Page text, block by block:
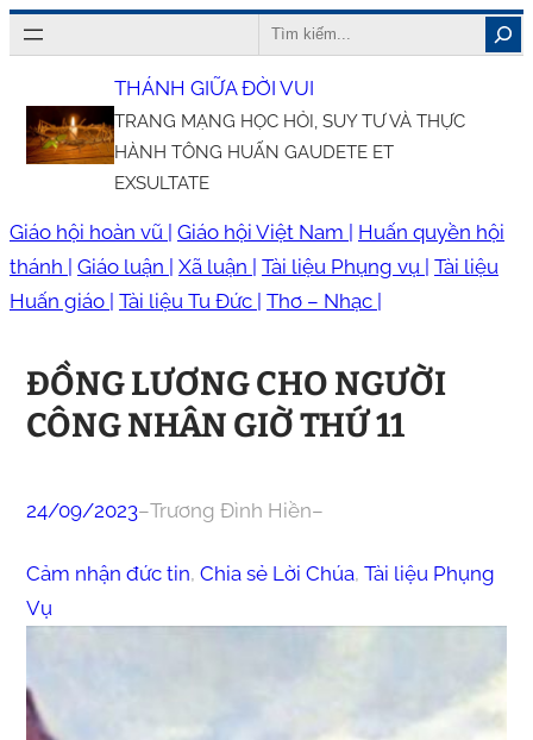
Chuyển
đến
nội
dung
Search
THÁNH GIỮA ĐỜI VUI
TRANG MẠNG HỌC HỎI, SUY TƯ VÀ THỰC
HÀNH TÔNG HUẤN GAUDETE ET
EXSULTATE
Giáo hội hoàn vũ | Giáo hội Việt Nam | Huấn quyền hội
thánh | Giáo luận | Xã luận | Tài liệu Phụng vụ | Tài liệu
Huấn giáo | Tài liệu Tu Đức | Thơ – Nhạc |
ĐỒNG LƯƠNG CHO NGƯỜI
CÔNG NHÂN GIỜ THỨ 11
24/09/2023–Trương Đình Hiền–
Cảm nhận đức tin, Chia sẻ Lời Chúa, Tài liệu Phụng
Vụ